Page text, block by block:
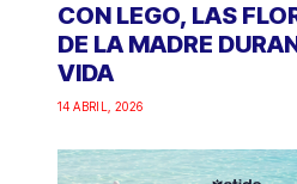
CON LEGO, LAS
DE LA MADRE
VIDA
14 ABRIL, 2026